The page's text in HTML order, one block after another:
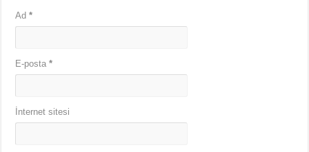
Ad*
E-posta*
İnternet sitesi